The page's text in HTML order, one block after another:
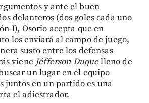
y ante el buen
delanteros (dos goles cada uno
I), Osorio acepta que en
los enviará al campo de juego,
susto entre los defensas
viene Jéfferson Duquelleno de
un lugar en el equipo
juntos en un partido es una
el adiestrador.